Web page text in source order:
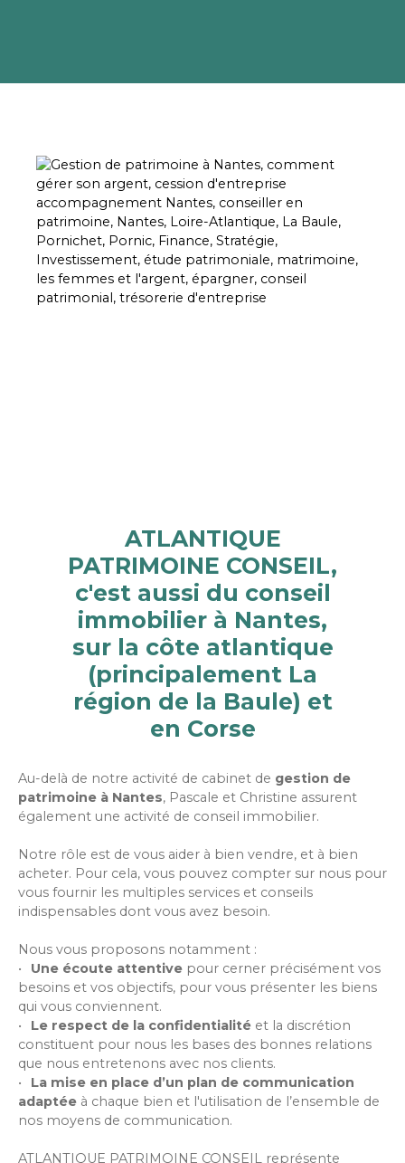
ATLANTIQUE
PATRIMOINE CONSEIL,
c'est aussi du conseil
immobilier à Nantes,
sur la côte atlantique
(principalement La
région de la Baule) et
en Corse
Au-delà de notre activité de cabinet de gestion de
patrimoine à Nantes, Pascale et Christine assurent
également une activité de conseil immobilier.
Notre rôle est de vous aider à bien vendre, et à bien
acheter. Pour cela, vous pouvez compter sur nous pour
vous fournir les multiples services et conseils
indispensables dont vous avez besoin.
Nous vous proposons notamment :
Une écoute attentive pour cerner précisément vos
besoins et vos objectifs, pour vous présenter les biens
qui vous conviennent.
Le respect de la confidentialité et la discrétion
constituent pour nous les bases des bonnes relations
que nous entretenons avec nos clients.
La mise en place d’un plan de communication
adaptée à chaque bien et l'utilisation de l’ensemble de
nos moyens de communication.
ATLANTIQUE PATRIMOINE CONSEIL représente